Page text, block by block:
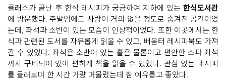
클래스가 끝난 후 한식 레시피가 궁금하여 지하에 있는 한식도서관
에 방문했다. 주말임에도 사람이 거의 없을 정도로 숨겨진 공간이었
는데, 좌석과 소반이 있는 모습이 인상적이었다. 또한 이곳에서는 한
식과 관련된 도서를 자유롭게 읽을 수 있고, 배움터 레시피북도 가져
갈 수 있었다. 좌석은 소반이 있는 홀은 물론이고 편안한 소파 좌석
까지 구비되어 있어 편하게 책을 읽을 수 있었다. 관심 있는 레시피
를 둘러보며 한 시간 가량 머물렀는데 참 여유롭고 좋았다.